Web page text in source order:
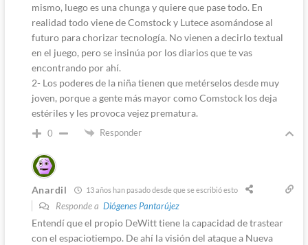
mismo, luego es una chunga y quiere que pase todo. En
realidad todo viene de Comstock y Lutece asomándose al
futuro para chorizar tecnología. No vienen a decirlo textual
en el juego, pero se insinúa por los diarios que te vas
encontrando por ahí.
2- Los poderes de la niña tienen que metérselos desde muy
joven, porque a gente más mayor como Comstock los deja
estériles y les provoca vejez prematura.
0 Responder
Anardil 13 años han pasado desde que se escribió esto
Responde a Diógenes Pantarújez
Entendí que el propio DeWitt tiene la capacidad de trastear
con el espaciotiempo. De ahí la visión del ataque a Nueva